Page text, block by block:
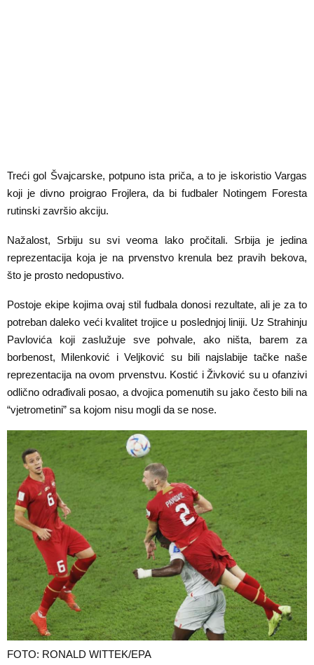
Treći gol Švajcarske, potpuno ista priča, a to je iskoristio Vargas
koji je divno proigrao Frojlera, da bi fudbaler Notingem Foresta
rutinski završio akciju.
Nažalost, Srbiju su svi veoma lako pročitali. Srbija je jedina
reprezentacija koja je na prvenstvo krenula bez pravih bekova,
što je prosto nedopustivo.
Postoje ekipe kojima ovaj stil fudbala donosi rezultate, ali je za to
potreban daleko veći kvalitet trojice u poslednjoj liniji. Uz Strahinju
Pavlovića koji zaslužuje sve pohvale, ako ništa, barem za
borbenost, Milenković i Veljković su bili najslabije tačke naše
reprezentacija na ovom prvenstvu. Kostić i Živković su u ofanzivi
odlično odrađivali posao, a dvojica pomenutih su jako često bili na
“vjetrometini” sa kojom nisu mogli da se nose.
FOTO: RONALD WITTEK/EPA